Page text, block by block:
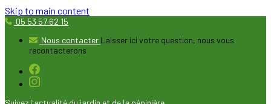
Skip to main content
05 53 57 62 15
Nous contacter Laisser ici votre question, nous vous
recontacterons